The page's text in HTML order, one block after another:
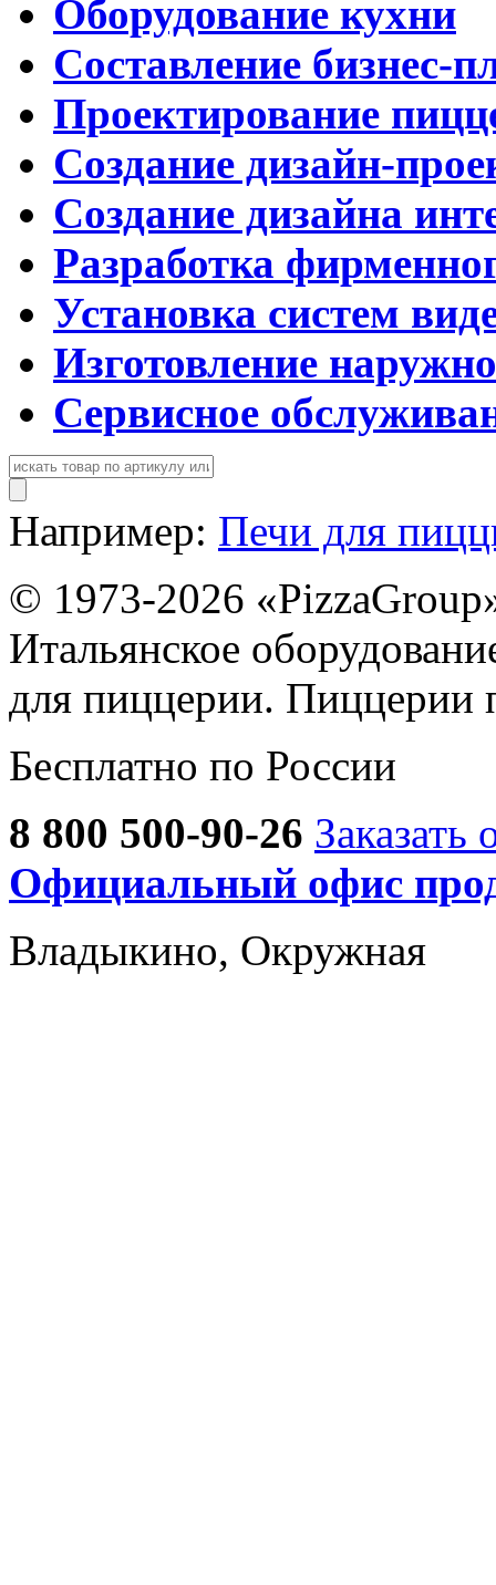
Оборудование кухни
Составление бизнес-
Проектирование
Создание дизайн-
Создание дизайна
Разработка
Установка систем
Изготовление
Сервисное
Например: Печи для
© 1973-2026
Итальянское
для пиццерии. Пиццерии
Бесплатно по России
8 800 500-90-26 Заказать
Официальный офис
Владыкино, Окружная